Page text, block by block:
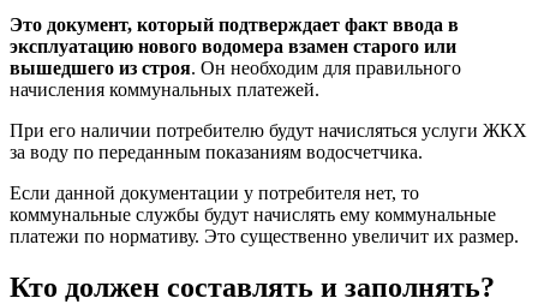
Это документ, который подтверждает факт ввода в
эксплуатацию нового водомера взамен старого или
вышедшего из строя. Он необходим для правильного
начисления коммунальных платежей.
При его наличии потребителю будут начисляться услуги ЖКХ
за воду по переданным показаниям водосчетчика.
Если данной документации у потребителя нет, то
коммунальные службы будут начислять ему коммунальные
платежи по нормативу. Это существенно увеличит их размер.
Кто должен составлять и заполнять?